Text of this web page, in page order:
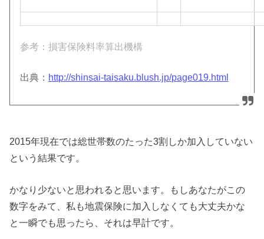
参考：損害保険料率算出機構
出典： http://shinsai-taisaku.blush.jp/page019.html
2015年現在では総世帯数のたった3割しか加入していない
という結果です。
かなり少ないと思われると思います。もしあなたがこの
数字をみて、私も地震保険に加入しなくても大丈夫かな
と一瞬でも思ったら、それは早計です。